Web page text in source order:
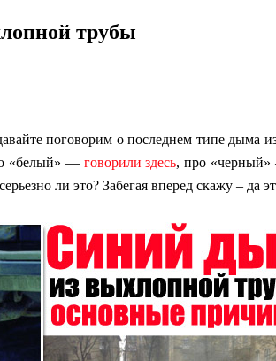
трубы
поговорим о последнем типе дыма
«белый» — говорили здесь, про
ли это? Забегая вперед скажу – да